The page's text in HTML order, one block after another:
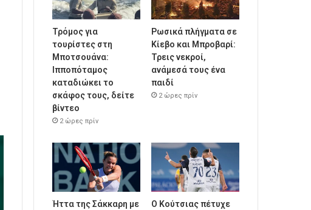
Τρόμος για
τουρίστες στη
Μποτσουάνα:
Ιπποπόταμος
καταδιώκει το
σκάφος τους, δείτε
βίντεο
2 ώρες πρίν
Ρωσικά πλήγματα σε
Κίεβο και Μπροβαρί:
Τρεις νεκροί,
ανάμεσά τους ένα
παιδί
2 ώρες πρίν
Ήττα της Σάκκαρη με
Ο Κούτσιας πέτυχε